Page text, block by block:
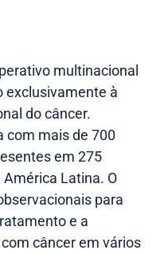
multinacional
exclusivamente à
do câncer.
com mais de 700
em 275
Latina. O
para
e a
câncer em vários